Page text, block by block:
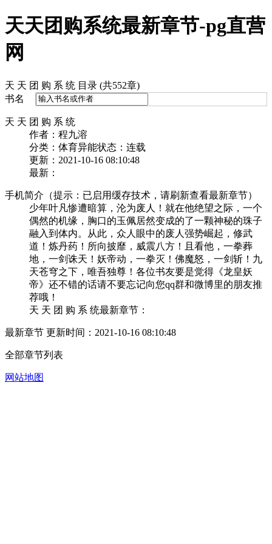
天天团购系统最新章节-pg直营
网
天 天 团 购 系 统 目录 (共552章)
书名
天 天 团 购 系 统
作者：程九溶
分类：体育异能状态：连载
更新：2021-10-16 08:10:48
最新：
手机简介（提示：已启用缓存技术，请刷新查看最新章节）
少年叶凡惨遭暗算，沦为废人！就在他绝望之际，一个
偶然的机缘，胸口的玉佩居然变成的了一颗神秘的珠子
融入到体内。从此，众人眼中的废人强势崛起，修武
道！炼丹药！所向披靡，威震八方！且看他，一拳葬
地，一剑诛天！妖帝动，一拳灭！佛魔怒，一剑斩！九
天苍穹之下，唯吾独尊！各位书友要是觉得《龙皇妖
帝》还不错的话请不要忘记向您qq群和微博里的朋友推
荐哦！
天 天 团 购 系 统最新章节：
最新章节 更新时间：2021-10-16 08:10:48
全部章节列表
网站地图